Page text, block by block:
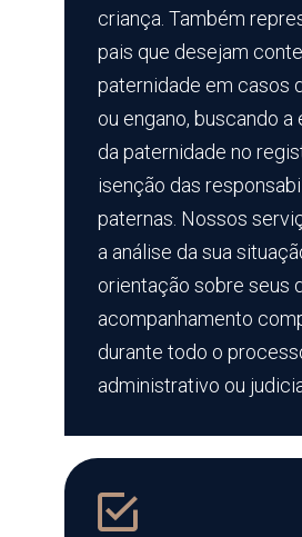
criança. Também
pais que desejam
paternidade em casos
ou engano, buscando a
da paternidade no
isenção das
paternas. Nossos
a análise da sua
orientação sobre seus
acompanhamento
durante todo o
administrativo ou